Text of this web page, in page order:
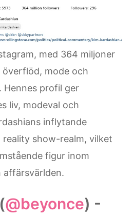
med 364 miljoner
överflöd, mode och
Hennes profil ger
liv, modeval och
inflytande
show-realm, vilket
figur inom
affärsvärlden.
@beyonce) -